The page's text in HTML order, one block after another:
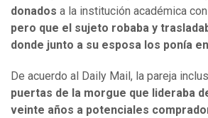
donados a la institución académica
pero que el sujeto robaba y
donde junto a su esposa los ponía
De acuerdo al Daily Mail, la pareja
puertas de la morgue que lideraba
veinte años a potenciales